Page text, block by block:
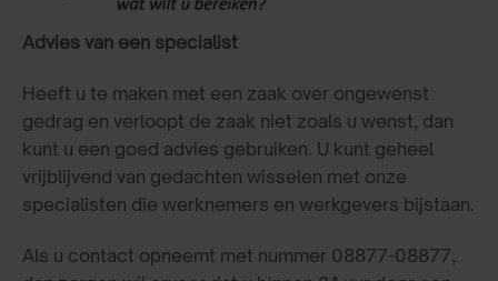
Advies van een specialist
Heeft u te maken met een zaak over ongewenst
gedrag en verloopt de zaak niet zoals u wenst, dan
kunt u een goed advies gebruiken. U kunt geheel
vrijblijvend van gedachten wisselen met onze
specialisten die werknemers en werkgevers bijstaan.
Als u contact opneemt met nummer 08877-08877,